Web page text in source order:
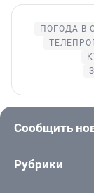
ПОГОДА В
Сообщить
Рубрики